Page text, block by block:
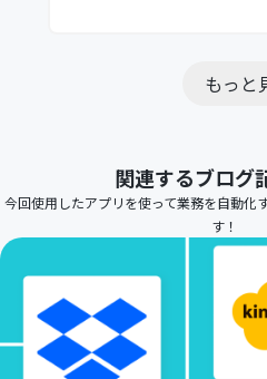
もっと
関連するブログ
今回使用したアプリを使って業務を自動化
す！